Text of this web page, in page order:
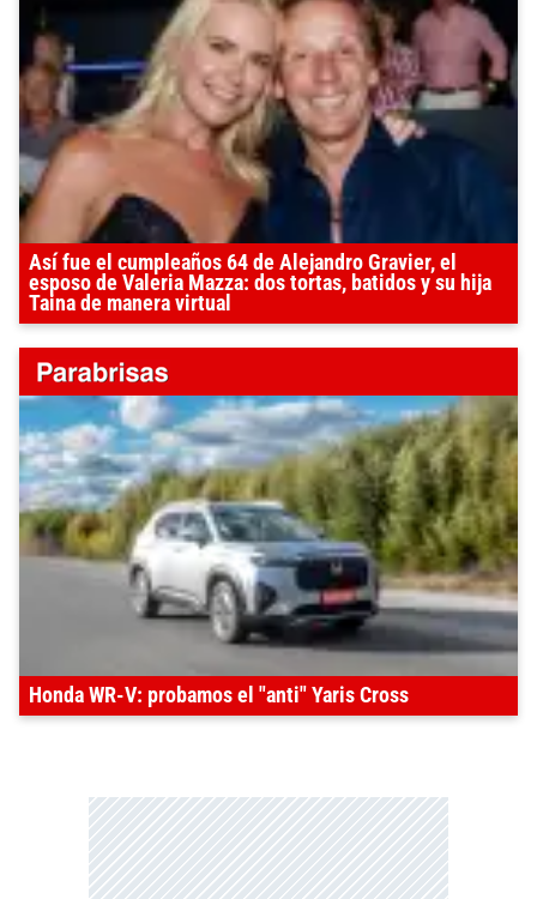
Así fue el cumpleaños 64 de Alejandro Gravier, el
esposo de Valeria Mazza: dos tortas, batidos y su hija
Taina de manera virtual
Honda WR-V: probamos el "anti" Yaris Cross